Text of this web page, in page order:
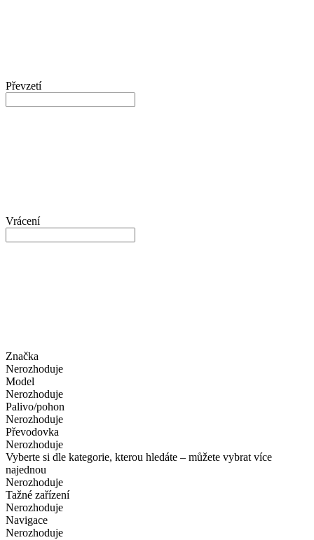
Převzetí
Vrácení
Značka
Nerozhoduje
Model
Nerozhoduje
Palivo/pohon
Nerozhoduje
Převodovka
Nerozhoduje
Vyberte si dle kategorie, kterou hledáte – můžete vybrat více
najednou
Nerozhoduje
Tažné zařízení
Nerozhoduje
Navigace
Nerozhoduje